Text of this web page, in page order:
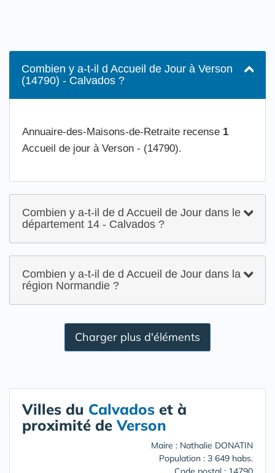
Combien y a-t-il d Accueil de Jour à Verson
(14790) - Calvados ?
Annuaire-des-Maisons-de-Retraite recense 1
Accueil de jour à Verson - (14790).
Combien y a-t-il de d Accueil de Jour dans le
département 14 - Calvados ?
Combien y a-t-il de d Accueil de Jour dans la
région Normandie ?
Charger plus d'éléments
Villes du Calvados et à
proximité deVerson
Maire : Nathalie DONATIN
Population : 3 649 habs.